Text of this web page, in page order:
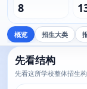
8
概览 招生大类
先看结构
先看这所学校整体招生